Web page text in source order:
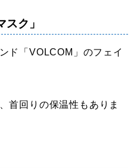
ク」
ド「VOLCOM」のフェイ
首回りの保温性もありま